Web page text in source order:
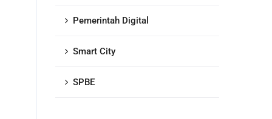
Pemerintah Digital
Smart City
SPBE